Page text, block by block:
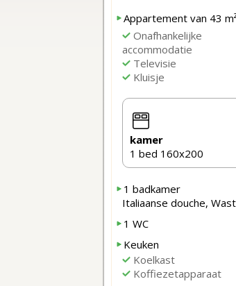
Appartement van 43
Onafhankelijke
accommodatie
Televisie
Kluisje
kamer
1 bed 160x200
1 badkamer
Italiaanse douche,
1 WC
Keuken
Koelkast
Koffiezetapparaat